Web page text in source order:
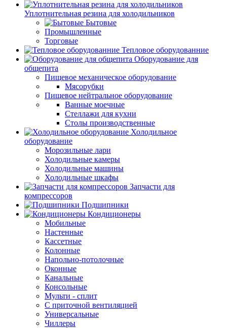
Уплотнительная резина для холодильников
Бытовые
Промышленные
Торговые
Тепловое оборудованние
Оборудование для
общепита
Пищевое механическое оборудование
Мясорубки
Пищевое нейтральное оборудование
Ванные моечные
Стеллажи для кухни
Столы производственные
Холодильное
оборудование
Морозильные лари
Холодильные камеры
Холодильные машины
Холодильные шкафы
Запчасти для
компрессоров
Подшипники
Кондиционеры
Мобильные
Настенные
Кассетные
Колонные
Напольно-потолочные
Оконные
Канальные
Консольные
Мульти - сплит
С приточной вентиляцией
Универсальные
Чиллеры